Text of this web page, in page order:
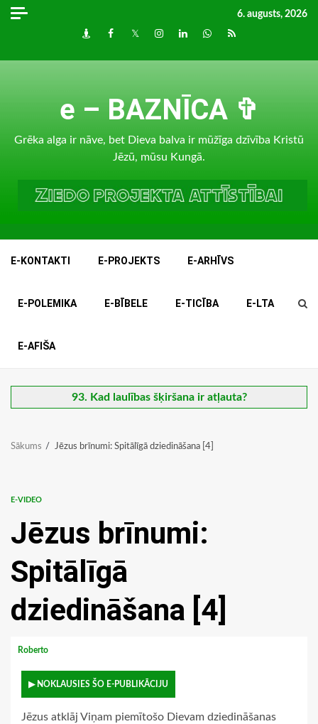
Skip
6. augusts, 2026
DraugiemFacebook
TwitterInstagram
LinkedInwhatsapp
RSS
e – BAZNĪCA ✞
Grēka alga ir nāve, bet Dieva balva ir mūžīga dzīvība Kristū
Jēzū, mūsu Kungā.
E-KONTAKTI E-PROJEKTS E-ARHĪVS
E-POLEMIKA E-BĪBELE E-TICĪBA E-LTA
E-AFIŠA
93. Kad laulības šķiršana ir atļauta?
Sākums Jēzus brīnumi: Spitālīgā dziedināšana [4]
E-VIDEO
Jēzus brīnumi:
Spitālīgā
dziedināšana [4]
Roberto
▶ NOKLAUSIES ŠO E-PUBLIKĀCIJU
Jēzus atklāj Viņam piemītošo Dievam dziedināšanas